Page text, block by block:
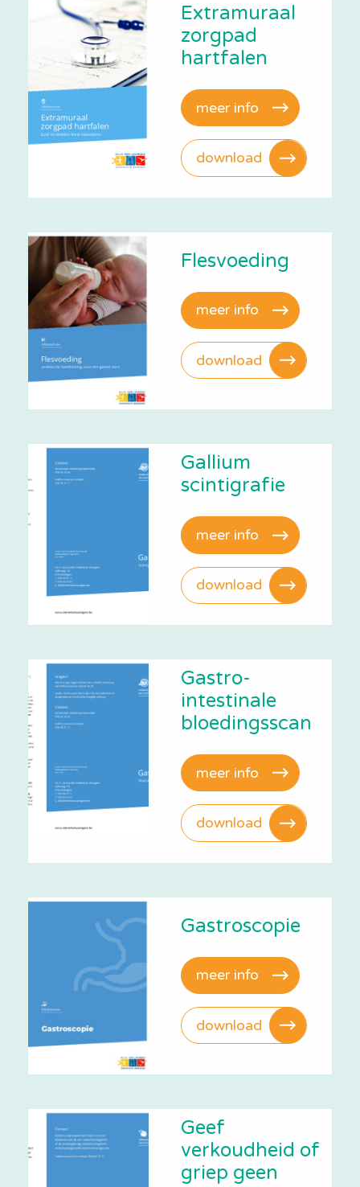
Extramuraal
zorgpad
hartfalen
meer info
download
Flesvoeding
meer info
download
Gallium
scintigrafie
meer info
download
Gastro-
intestinale
bloedingsscan
meer info
download
Gastroscopie
meer info
download
Geef
verkoudheid of
griep geen